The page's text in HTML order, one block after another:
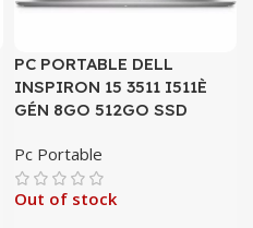
PC PORTABLE DELL
INSPIRON 15 3511 I511È
GÉN 8GO 512GO SSD
Pc Portable
Out of stock